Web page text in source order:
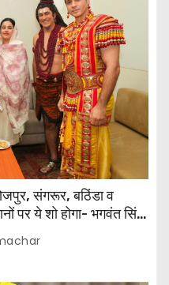
संगरूर, बठिंडा व
पर ये शो होगा- भगवंत सिंह